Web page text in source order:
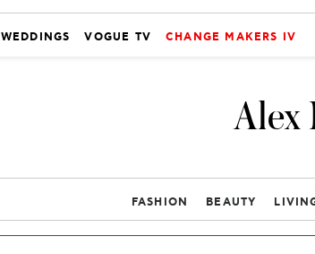
WEDDINGS VOGUE TV CHANGE MAKERS IV
Alex
FASHION BEAUTY